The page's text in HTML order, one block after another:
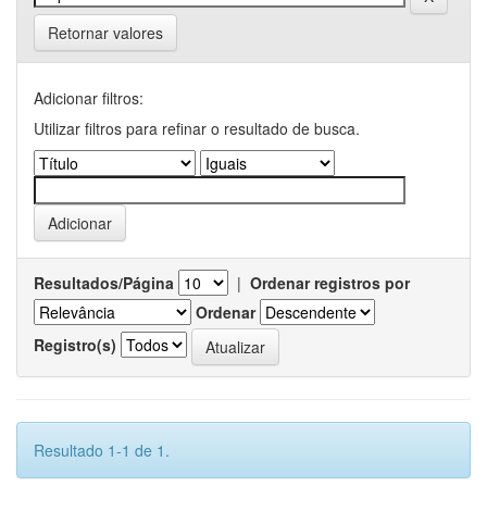
Retornar valores
Adicionar filtros:
Utilizar filtros para refinar o resultado de busca.
Resultados/Página | Ordenar registros por
Ordenar
Registro(s)
Resultado 1-1 de 1.